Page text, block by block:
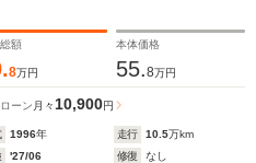
額
8万円
本体価格
55.8万円
ーン 月々 10,900円
1996年 走行 10.5万km
'27/06 修復
なし